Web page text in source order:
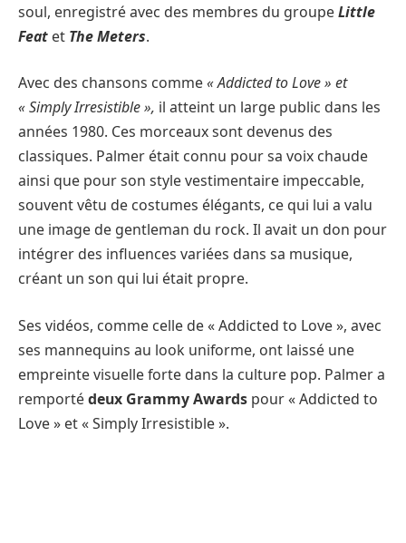
soul, enregistré avec des membres du groupeLittle
Feat et The Meters.
Avec des chansons comme« Addicted to Love » et
« Simply Irresistible », il atteint un large public dans les
années 1980. Ces morceaux sont devenus des
classiques. Palmer était connu pour sa voix chaude
ainsi que pour son style vestimentaire impeccable,
souvent vêtu de costumes élégants, ce qui lui a valu
une image de gentleman du rock. Il avait un don pour
intégrer des influences variées dans sa musique,
créant un son qui lui était propre.
Ses vidéos, comme celle de « Addicted to Love », avec
ses mannequins au look uniforme, ont laissé une
empreinte visuelle forte dans la culture pop. Palmer a
remportédeux Grammy Awards pour « Addicted to
Love » et « Simply Irresistible ».